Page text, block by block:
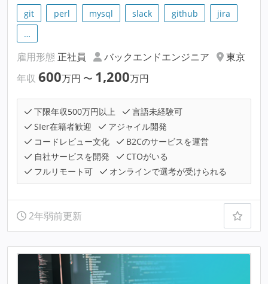
git perl mysql slack github
jira
…
雇用形態 正社員 バックエンドエンジニア
東京
年収 600万円 〜 1,200万円
下限年収500万円以上
言語未経験可
SIer在籍者歓迎
アジャイル開発
コードレビュー文化
B2Cのサービスを運営
自社サービスを開発
CTOがいる
フルリモート可
オンラインで選考が受けられる
2年弱前更新